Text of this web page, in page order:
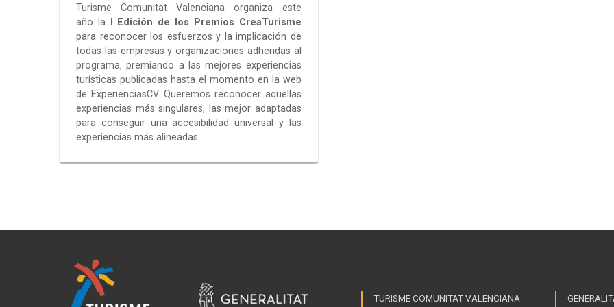
Turisme Comunitat Valenciana organiza este
año la I Edición de los Premios CreaTurisme
para reconocer los esfuerzos y la implicación de
todas las empresas y organizaciones adheridas al
programa, premiando a las mejores experiencias
turísticas publicadas hasta el momento en la web
de ExperienciasCV. Queremos reconocer aquellas
experiencias más singulares, las mejor adaptadas
para conseguir una accesibilidad universal y las
experiencias más alineadas
TURISME COMUNITAT VALENCIANA